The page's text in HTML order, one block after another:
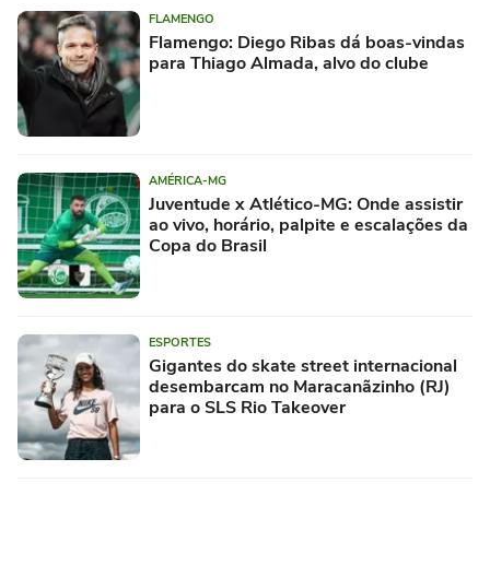
FLAMENGO
Flamengo: Diego Ribas dá boas-vindas
para Thiago Almada, alvo do clube
AMÉRICA-MG
Juventude x Atlético-MG: Onde assistir
ao vivo, horário, palpite e escalações da
Copa do Brasil
ESPORTES
Gigantes do skate street internacional
desembarcam no Maracanãzinho (RJ)
para o SLS Rio Takeover